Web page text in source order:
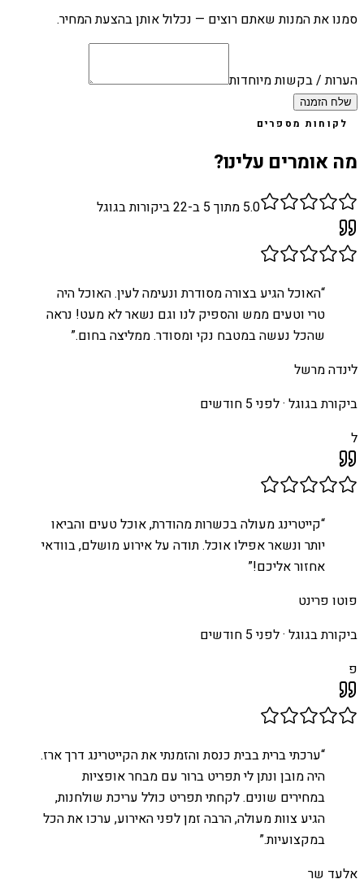
סמנו את המנות שאתם רוצים — נכלול אותן בהצעת המחיר.
הערות / בקשות מיוחדות
שלח הזמנה
לקוחות מספרים
מה אומרים עלינו?
5.0 מתוך 5 ב- 22ביקורות בגוגל
“האוכל הגיע בצורה מסודרת ונעימה לעין. האוכל היה
טרי וטעים ממש והספיק לנו וגם נשאר לא מעט! נראה
שהכל נעשה במטבח נקי ומסודר. ממליצה בחום.”
לינדה מרשל
ביקורת בגוגל ·לפני 5 חודשים
ל
“קייטרינג מעולה בכשרות מהודרת, אוכל טעים והביאו
יותר ונשאר אפילו אוכל. תודה על אירוע מושלם, בוודאי
אחזור אליכם!”
פוטו פרינט
ביקורת בגוגל ·לפני 5 חודשים
פ
“ערכתי ברית בבית כנסת והזמנתי את הקייטרינג דרך ארז.
היה מובן ונתן לי תפריט ברור עם מבחר אופציות
במחירים שונים. לקחתי תפריט כולל עריכת שולחנות,
הגיע צוות מעולה, הרבה זמן לפני האירוע, ערכו את הכל
במקצועיות.”
אלעד שר